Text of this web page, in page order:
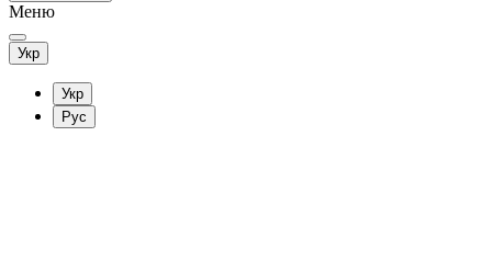
Меню
Укр
Укр
Рус